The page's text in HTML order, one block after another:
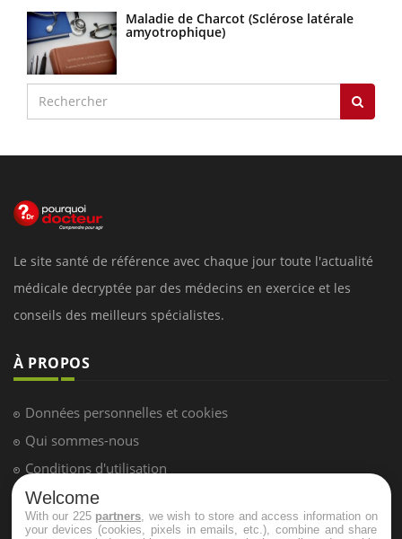
Maladie de Charcot (Sclérose latérale
amyotrophique)
Le site santé de référence avec chaque jour toute l'actualité
médicale decryptée par des médecins en exercice et les
conseils des meilleurs spécialistes.
À PROPOS
Données personnelles et cookies
Qui sommes-nous
Conditions d'utilisation
Plan du site
Mentions Légales
Welcome
With our 225 partners , we wish to store and access information on
your devices (cookies, pixels in emails, etc.), combine and share